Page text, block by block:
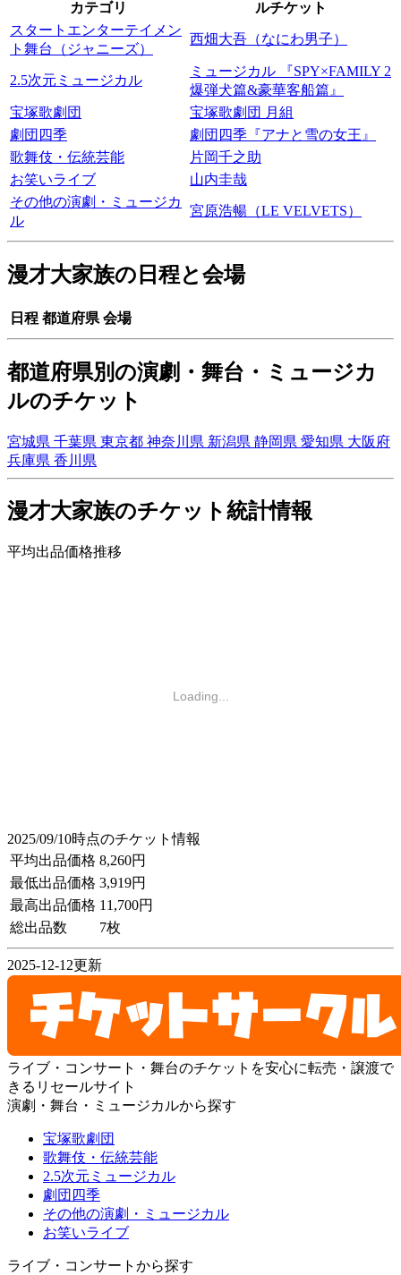
カテゴリ
ルチケット
スタートエンターテイメン
ト舞台（ジャニーズ）
西畑大吾（なにわ男子）
2.5次元ミュージカル
ミュージカル 『SPY×FAMILY 2
爆弾犬篇&豪華客船篇』
宝塚歌劇団
宝塚歌劇団 月組
劇団四季
劇団四季『アナと雪の女王』
歌舞伎・伝統芸能
片岡千之助
お笑いライブ
山内圭哉
その他の演劇・ミュージカ
ル
宮原浩暢（LE VELVETS）
漫才大家族の日程と会場
日程 都道府県 会場
都道府県別の演劇・舞台・ミュージカ
ルのチケット
宮城県 千葉県 東京都 神奈川県 新潟県 静岡県 愛知県 大阪府
兵庫県 香川県
漫才大家族のチケット統計情報
平均出品価格推移
Loading...
2025/09/10時点のチケット情報
平均出品価格 8,260円
最低出品価格 3,919円
最高出品価格 11,700円
総出品数
7枚
2025-12-12更新
ライブ・コンサート・舞台のチケットを安心に転売・譲渡で
きるリセールサイト
演劇・舞台・ミュージカルから探す
宝塚歌劇団
歌舞伎・伝統芸能
2.5次元ミュージカル
劇団四季
その他の演劇・ミュージカル
お笑いライブ
ライブ・コンサートから探す